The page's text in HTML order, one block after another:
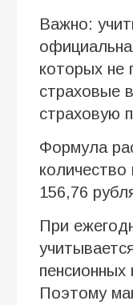
Важно:
которых не
страховые
страховую
Формула
156,76
При
Поэтому